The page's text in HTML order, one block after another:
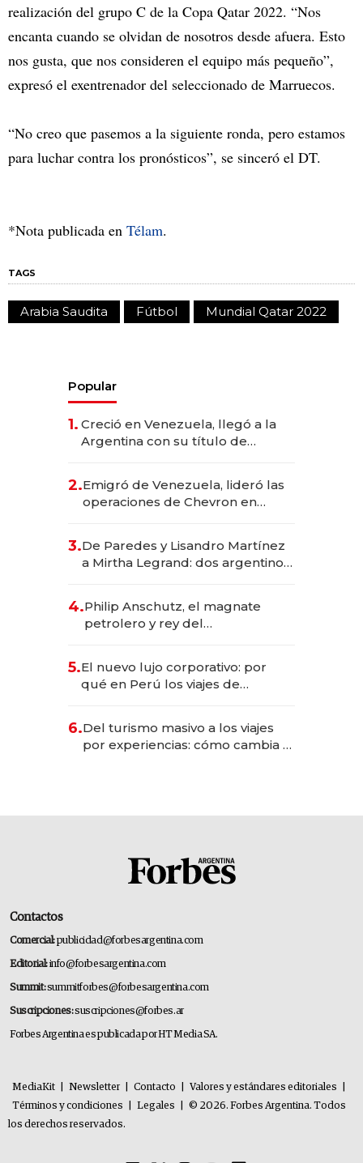
realización del grupo C de la Copa Qatar 2022. “Nos
encanta cuando se olvidan de nosotros desde afuera. Esto
nos gusta, que nos consideren el equipo más pequeño”,
expresó el exentrenador del seleccionado de Marruecos.
“No creo que pasemos a la siguiente ronda, pero estamos
para luchar contra los pronósticos”, se sinceró el DT.
*Nota publicada en Télam.
TAGS
Arabia Saudita Fútbol Mundial Qatar 2022
Popular
1. Creció en Venezuela, llegó a la
Argentina con su título de
las marcas "fast premium"
2.Emigró de Venezuela, lideró las
operaciones de Chevron en
3.De Paredes y Lisandro Martínez
a Mirtha Legrand: dos argentinos
4.Philip Anschutz, el magnate
petrolero y rey del
Fénix
5.El nuevo lujo corporativo: por
qué en Perú los viajes de
transformadoras
6.Del turismo masivo a los viajes
por experiencias: cómo cambia el
Contactos
Comercial:publicidad@forbesargentina.com
Editorial:info@forbesargentina.com
Summit:summitforbes@forbesargentina.com
Suscripciones:suscripciones@forbes.ar
Forbes Argentina es publicada por HT Media SA.
MediaKit Newsletter Contacto Valores y estándares editoriales
Términos y condiciones
Legales
© 2026. Forbes Argentina. Todos
los derechos reservados.